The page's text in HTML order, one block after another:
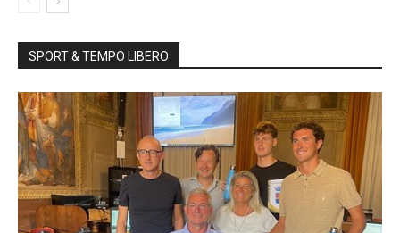
SPORT & TEMPO LIBERO